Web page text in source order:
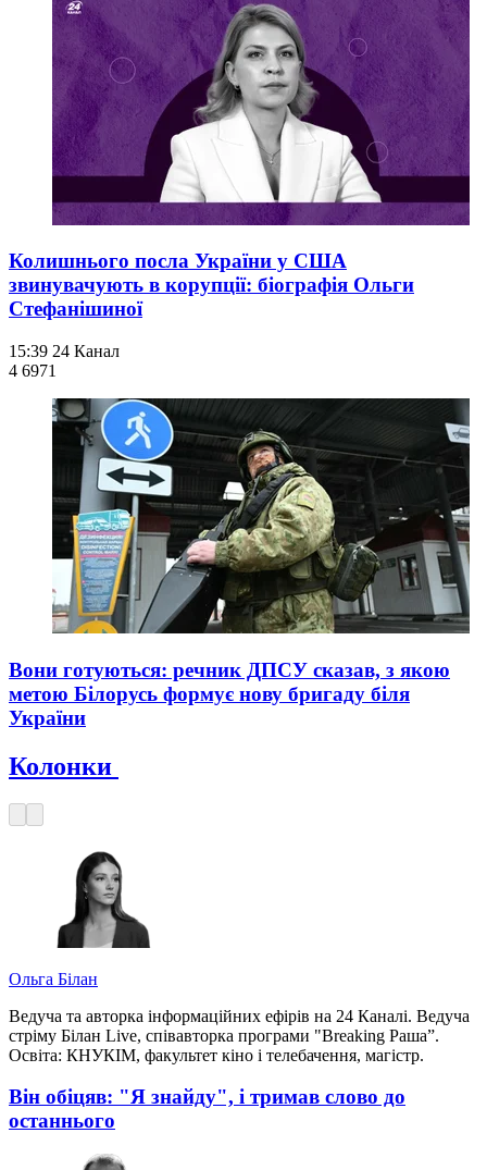
Колишнього посла України у США
звинувачують в корупції: біографія Ольги
Стефанішиної
15:39 24 Канал
4 6971
Вони готуються: речник ДПСУ сказав, з якою
метою Білорусь формує нову бригаду біля
України
Колонки
Ольга Білан
Ведуча та авторка інформаційних ефірів на 24 Каналі. Ведуча
стріму Білан Live, співавторка програми "Breaking Раша”.
Освіта: КНУКІМ, факультет кіно і телебачення, магістр.
Він обіцяв: "Я знайду", і тримав слово до
останнього